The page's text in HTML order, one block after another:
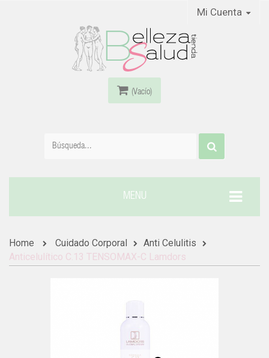
Mi Cuenta
(Vacío)
MENU
Home Cuidado Corporal
Anti Celulitis
Anticelulítico C.13 TENSOMAX-C Lamdors